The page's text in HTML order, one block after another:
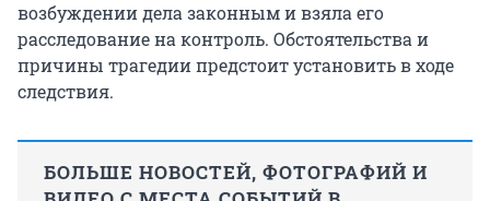
возбуждении дела законным и взяла его
расследование на контроль. Обстоятельства и
причины трагедии предстоит установить в ходе
следствия.
БОЛЬШЕ НОВОСТЕЙ, ФОТОГРАФИЙ И